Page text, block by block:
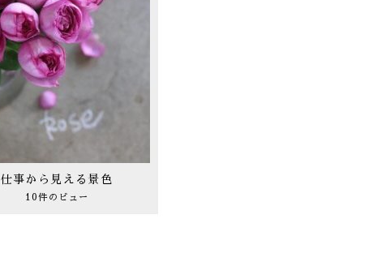
仕事から見える景色
10件のビュー